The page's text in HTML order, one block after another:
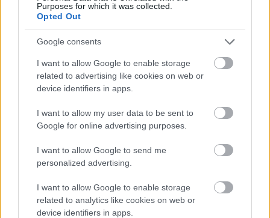
Purposes for which it was collected.
Opted Out
Google consents
I want to allow Google to enable storage
related to advertising like cookies on web or
device identifiers in apps.
I want to allow my user data to be sent to
Google for online advertising purposes.
I want to allow Google to send me
personalized advertising.
I want to allow Google to enable storage
related to analytics like cookies on web or
device identifiers in apps.
tetőcserép
Tetőépítés -és felújítás? Legyen tudatos a
költségtervezésben!